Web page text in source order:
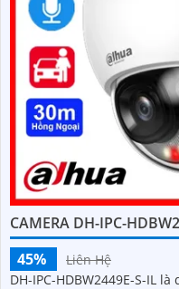
CAMERA DH-IPC-
45%
Liên Hệ
DH-IPC-HDBW2449E-S-IL